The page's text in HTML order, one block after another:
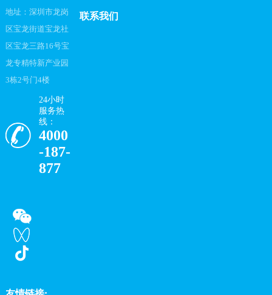
地址：深圳市龙岗
区宝龙街道宝龙社
区宝龙三路16号宝
龙专精特新产业园
3栋2号门4楼
24小时
服务热
线：
4000
-187-
877
联系我们